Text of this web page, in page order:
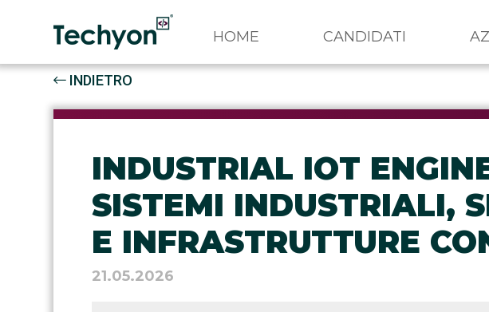
HOME CANDIDATI
INDIETRO
INDUSTRIAL IOT
SISTEMI INDUSTRIALI,
E INFRASTRUTTURE
21.05.2026